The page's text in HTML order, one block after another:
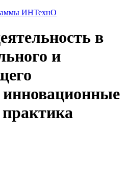
ИНТехнО
в
и
инновационные